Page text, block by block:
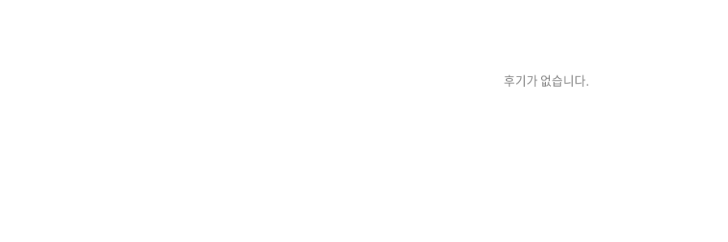
후기가 없습니다.